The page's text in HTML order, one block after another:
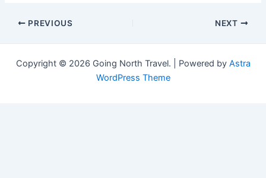
Post
PREVIOUS NEXT
Copyright © 2026 Going North Travel. | Powered by Astra
WordPress Theme